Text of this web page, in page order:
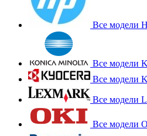
Все модели
Все модели
Все модели
Все модели
Все модели